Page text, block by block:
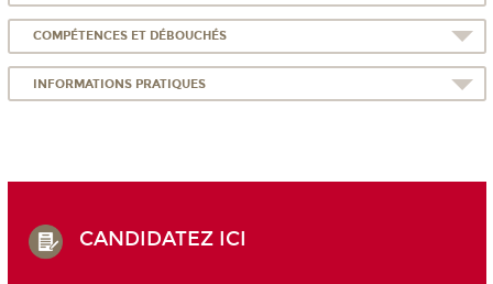
COMPÉTENCES ET DÉBOUCHÉS
INFORMATIONS PRATIQUES
CANDIDATEZ ICI